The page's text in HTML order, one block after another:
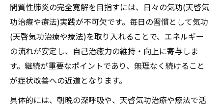
間質性肺炎の完全寛解を目指すには、日々の気功(天啓気
功治療や療法)実践が不可欠です。毎日の習慣として気功
(天啓気功治療や療法)を取り入れることで、エネルギー
の流れが安定し、自己治癒力の維持・向上に寄与しま
す。継続が重要なポイントであり、無理なく続けること
が症状改善への近道となります。
具体的には、朝晩の深呼吸や、天啓気功治療や療法で活